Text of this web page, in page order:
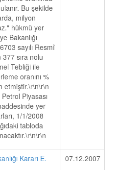
Bu şekilde
milyon
hükmü yer
Bakanlığı
sayılı Resmî
sıra nolu
Tebliği ile
oranını %
etmiştir.\r\n\r\n
Piyasası
yer
1/1/2008
tabloda
Kararı E.
07.12.2007